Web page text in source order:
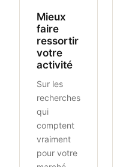
Mieux
faire
ressortir
votre
activité
Sur les
recherches
qui
comptent
vraiment
pour votre